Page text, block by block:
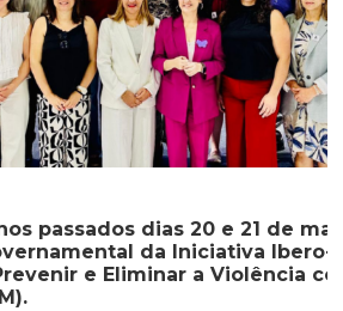
passados dias 20 e 21 de
da Iniciativa Ibero-
e Eliminar a Violência